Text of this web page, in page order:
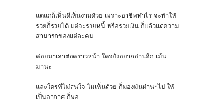
แต่แกก็เห็นดีเห็นงามด้วย เพราะอาชีพทำไร่ จะทำให้
รวยก็รวยได้ แต่จะรวยหนี้ หรือรวยเงิน ก็แล้วแต่ความ
สามารถของแต่ละคน
ค่อยมาเล่าต่อคราวหน้า ใครยังอยากอ่านอีก เม้น
มานะ
และใครที่ไม่สนใจ ไม่เห็นด้วย ก็มองมันผ่านๆไป ให้
เป็นอากาศ ก็พอ